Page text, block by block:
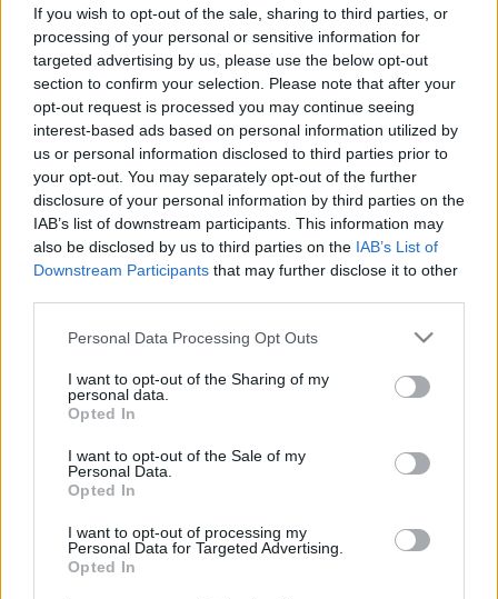
If you wish to opt-out of the sale, sharing to third parties, or
processing of your personal or sensitive information for
targeted advertising by us, please use the below opt-out
section to confirm your selection. Please note that after your
opt-out request is processed you may continue seeing
interest-based ads based on personal information utilized by
us or personal information disclosed to third parties prior to
your opt-out. You may separately opt-out of the further
disclosure of your personal information by third parties on the
IAB’s list of downstream participants. This information may
also be disclosed by us to third parties on the IAB’s List of
Downstream Participants that may further disclose it to other
Please note that this website/app uses one or more Google
not limited to your visit or usage behaviour. You may click to
grant or deny consent to Google and its third-party tags to
use your data for below specified purposes in below Google
consent section.
Personal Data Processing Opt Outs
I want to opt-out of the Sharing of my
personal data.
Opted In
I want to opt-out of the Sale of my
Personal Data.
Opted In
I want to opt-out of processing my
Personal Data for Targeted Advertising.
Opted In